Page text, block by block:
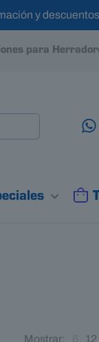
y descuentos
para
Mostrar: 12